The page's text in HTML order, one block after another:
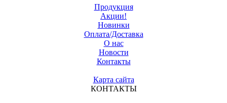
Продукция
Акции!
Новинки
Оплата/Доставка
О нас
Новости
Контакты
Карта сайта
КОНТАКТЫ